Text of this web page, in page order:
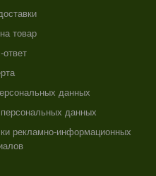
товар
ответ
данных
данных
рекламно-информационных